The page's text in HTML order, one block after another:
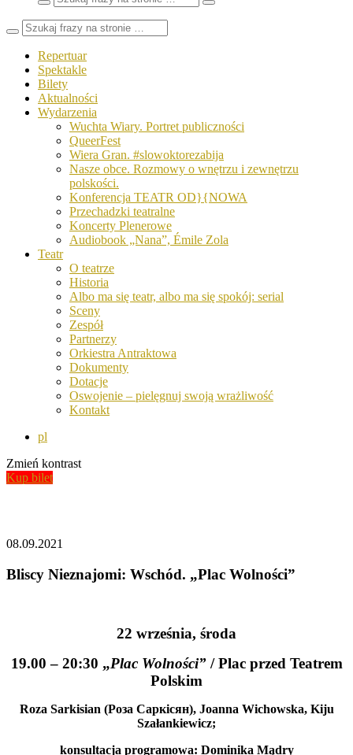
Wyszukaj
frazy
Zamknij
Repertuar
Spektakle
Bilety
Aktualności
Wydarzenia
Wuchta Wiary. Portret publiczności
QueerFest
Wiera Gran. #slowoktorezabija
Nasze obce. Rozmowy o wnętrzu i zewnętrzu
polskości.
Konferencja TEATR OD}{NOWA
Przechadzki teatralne
Koncerty Plenerowe
Audiobook „Nana”, Émile Zola
Teatr
O teatrze
Historia
Albo ma się teatr, albo ma się spokój: serial
Sceny
Zespół
Partnerzy
Orkiestra Antraktowa
Dokumenty
Dotacje
Oswojenie – pielęgnuj swoją wrażliwość
Kontakt
pl
Zmień kontrast
Kup bilet
08.09.2021
Bliscy Nieznajomi: Wschód. „Plac Wolności”
22 września, środa
19.00 – 20:30 „Plac Wolności” / Plac przed Teatrem
Polskim
Roza Sarkisian (Роза Саркісян), Joanna Wichowska, Kiju
Szałankiewicz;
konsultacja programowa: Dominika Mądry